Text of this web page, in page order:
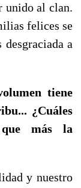
unido al clan.
felices se
a
tiene
¿Cuáles
más la
y nuestro